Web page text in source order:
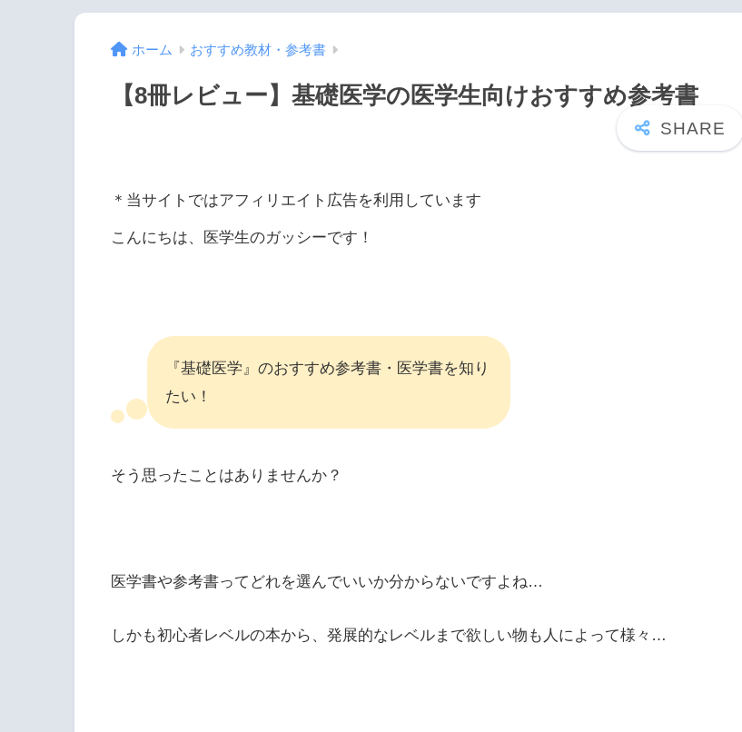
ホーム おすすめ教材・参考書
【8冊レビュー】基礎医学の医学生向けおすすめ参考書
＊当サイトではアフィリエイト広告を利用しています
こんにちは、医学生のガッシーです！
『基礎医学』のおすすめ参考書・医学書を知り
たい！
そう思ったことはありませんか？
医学書や参考書ってどれを選んでいいか分からないですよね…
しかも初心者レベルの本から、発展的なレベルまで欲しい物も人によって様々…